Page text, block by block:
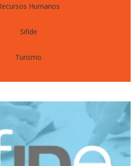
Humanos
Sifide
Turismo